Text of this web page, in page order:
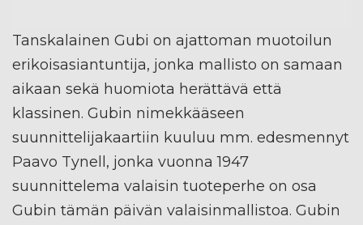
Tanskalainen Gubi on ajattoman muotoilun
erikoisasiantuntija, jonka mallisto on samaan
aikaan sekä huomiota herättävä että
klassinen. Gubin nimekkääseen
suunnittelijakaartiin kuuluu mm. edesmennyt
Paavo Tynell, jonka vuonna 1947
suunnittelema valaisin tuoteperhe on osa
Gubin tämän päivän valaisinmallistoa. Gubin